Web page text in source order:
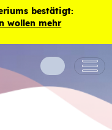
bestätigt:
wollen mehr